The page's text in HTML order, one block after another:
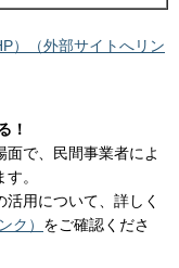
）（外部サイトへリン
！
で、民間事業者によ
。
用について、詳しく
ク） をご確認くださ